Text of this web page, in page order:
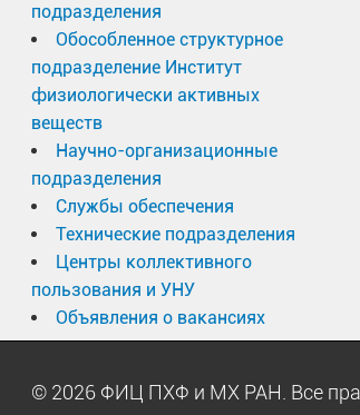
подразделения
Обособленное структурное
подразделение Институт
физиологически активных
веществ
Научно-организационные
подразделения
Службы обеспечения
Технические подразделения
Центры коллективного
пользования и УНУ
Объявления о вакансиях
© 2026 ФИЦ ПХФ и МХ РАН. Все